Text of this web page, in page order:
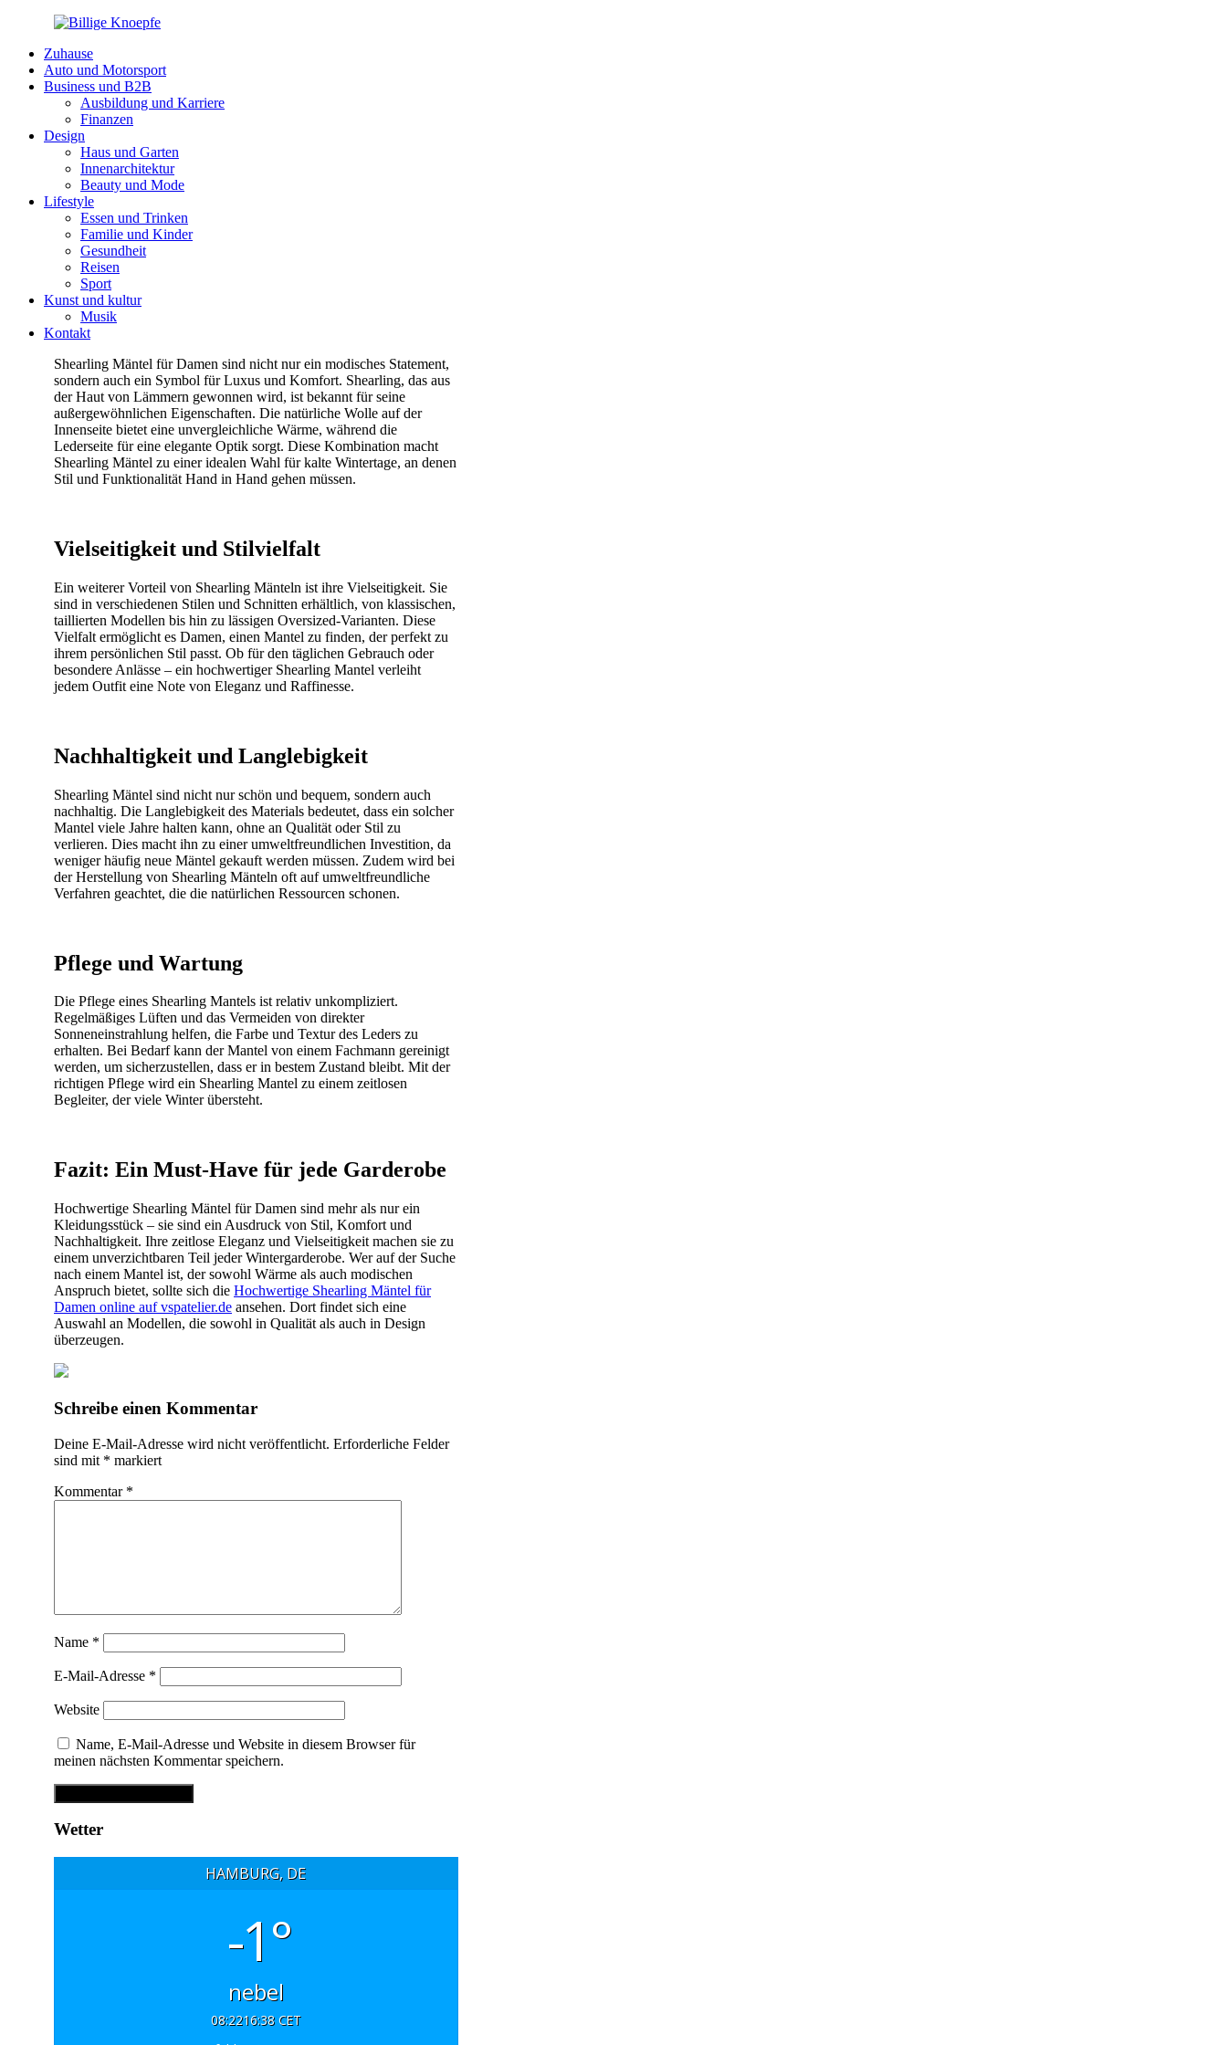
Zuhause
Auto und Motorsport
Business und B2B
Ausbildung und Karriere
Finanzen
Design
Haus und Garten
Innenarchitektur
Beauty und Mode
Lifestyle
Essen und Trinken
Familie und Kinder
Gesundheit
Reisen
Sport
Kunst und kultur
Musik
Kontakt
Shearling Mäntel für Damen sind nicht nur ein modisches Statement,
sondern auch ein Symbol für Luxus und Komfort. Shearling, das aus
der Haut von Lämmern gewonnen wird, ist bekannt für seine
außergewöhnlichen Eigenschaften. Die natürliche Wolle auf der
Innenseite bietet eine unvergleichliche Wärme, während die
Lederseite für eine elegante Optik sorgt. Diese Kombination macht
Shearling Mäntel zu einer idealen Wahl für kalte Wintertage, an denen
Stil und Funktionalität Hand in Hand gehen müssen.
Vielseitigkeit und Stilvielfalt
Ein weiterer Vorteil von Shearling Mänteln ist ihre Vielseitigkeit. Sie
sind in verschiedenen Stilen und Schnitten erhältlich, von klassischen,
taillierten Modellen bis hin zu lässigen Oversized-Varianten. Diese
Vielfalt ermöglicht es Damen, einen Mantel zu finden, der perfekt zu
ihrem persönlichen Stil passt. Ob für den täglichen Gebrauch oder
besondere Anlässe – ein hochwertiger Shearling Mantel verleiht
jedem Outfit eine Note von Eleganz und Raffinesse.
Nachhaltigkeit und Langlebigkeit
Shearling Mäntel sind nicht nur schön und bequem, sondern auch
nachhaltig. Die Langlebigkeit des Materials bedeutet, dass ein solcher
Mantel viele Jahre halten kann, ohne an Qualität oder Stil zu
verlieren. Dies macht ihn zu einer umweltfreundlichen Investition, da
weniger häufig neue Mäntel gekauft werden müssen. Zudem wird bei
der Herstellung von Shearling Mänteln oft auf umweltfreundliche
Verfahren geachtet, die die natürlichen Ressourcen schonen.
Pflege und Wartung
Die Pflege eines Shearling Mantels ist relativ unkompliziert.
Regelmäßiges Lüften und das Vermeiden von direkter
Sonneneinstrahlung helfen, die Farbe und Textur des Leders zu
erhalten. Bei Bedarf kann der Mantel von einem Fachmann gereinigt
werden, um sicherzustellen, dass er in bestem Zustand bleibt. Mit der
richtigen Pflege wird ein Shearling Mantel zu einem zeitlosen
Begleiter, der viele Winter übersteht.
Fazit: Ein Must-Have für jede Garderobe
Hochwertige Shearling Mäntel für Damen sind mehr als nur ein
Kleidungsstück – sie sind ein Ausdruck von Stil, Komfort und
Nachhaltigkeit. Ihre zeitlose Eleganz und Vielseitigkeit machen sie zu
einem unverzichtbaren Teil jeder Wintergarderobe. Wer auf der Suche
nach einem Mantel ist, der sowohl Wärme als auch modischen
Anspruch bietet, sollte sich die Hochwertige Shearling Mäntel für
Damen online auf vspatelier.de ansehen. Dort findet sich eine
Auswahl an Modellen, die sowohl in Qualität als auch in Design
überzeugen.
Beitragsnavigation
Schreibe einen Kommentar
Deine E-Mail-Adresse wird nicht veröffentlicht. Erforderliche Felder
sind mit * markiert
Kommentar *
Name *
E-Mail-Adresse *
Website
Name, E-Mail-Adresse und Website in diesem Browser für
meinen nächsten Kommentar speichern.
Wetter
HAMBURG, DE
-1°
nebel
08:2216:38 CET